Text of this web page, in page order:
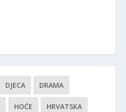
DJECA DRAMA
HOĆE HRVATSKA